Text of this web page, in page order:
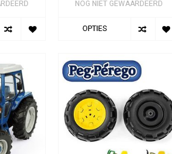
NOG NIET GEWAARDEERD
OPTIES